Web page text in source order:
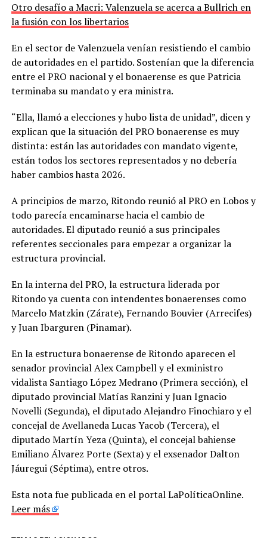
Otro desafío a Macri: Valenzuela se acerca a Bullrich en
la fusión con los libertarios
En el sector de Valenzuela venían resistiendo el cambio
de autoridades en el partido. Sostenían que la diferencia
entre el PRO nacional y el bonaerense es que Patricia
terminaba su mandato y era ministra.
“Ella, llamó a elecciones y hubo lista de unidad”, dicen y
explican que la situación del PRO bonaerense es muy
distinta: están las autoridades con mandato vigente,
están todos los sectores representados y no debería
haber cambios hasta 2026.
A principios de marzo, Ritondo reunió al PRO en Lobos y
todo parecía encaminarse hacia el cambio de
autoridades. El diputado reunió a sus principales
referentes seccionales para empezar a organizar la
estructura provincial.
En la interna del PRO, la estructura liderada por
Ritondo ya cuenta con intendentes bonaerenses como
Marcelo Matzkin (Zárate), Fernando Bouvier (Arrecifes)
y Juan Ibarguren (Pinamar).
En la estructura bonaerense de Ritondo aparecen el
senador provincial Alex Campbell y el exministro
vidalista Santiago López Medrano (Primera sección), el
diputado provincial Matías Ranzini y Juan Ignacio
Novelli (Segunda), el diputado Alejandro Finochiaro y el
concejal de Avellaneda Lucas Yacob (Tercera), el
diputado Martín Yeza (Quinta), el concejal bahiense
Emiliano Álvarez Porte (Sexta) y el exsenador Dalton
Jáuregui (Séptima), entre otros.
Esta nota fue publicada en el portal LaPolíticaOnline.
Leer más